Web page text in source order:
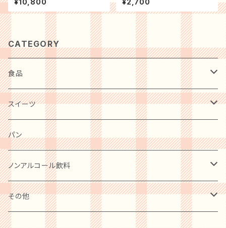
セット 金谷ホテルＢ グルメ ギフ
ト プレゼント お祝い 内祝 お礼
贈り物 誕生日 記念日
¥10,800
ダル 贈り物 記念日 お祝い ギフ
ト プレゼント
¥2,700
CATEGORY
食品
肉・肉加工品
惣菜・レトルト・冷凍
麺類
卵・チーズ・乳製品
水産物・水産加工品
缶詰・瓶詰
スイーツ
洋菓子
ケーキ
クッキー
プリン
和菓子
パン
ノンアルコール飲料
ビール
ワイン
その他
BOOK